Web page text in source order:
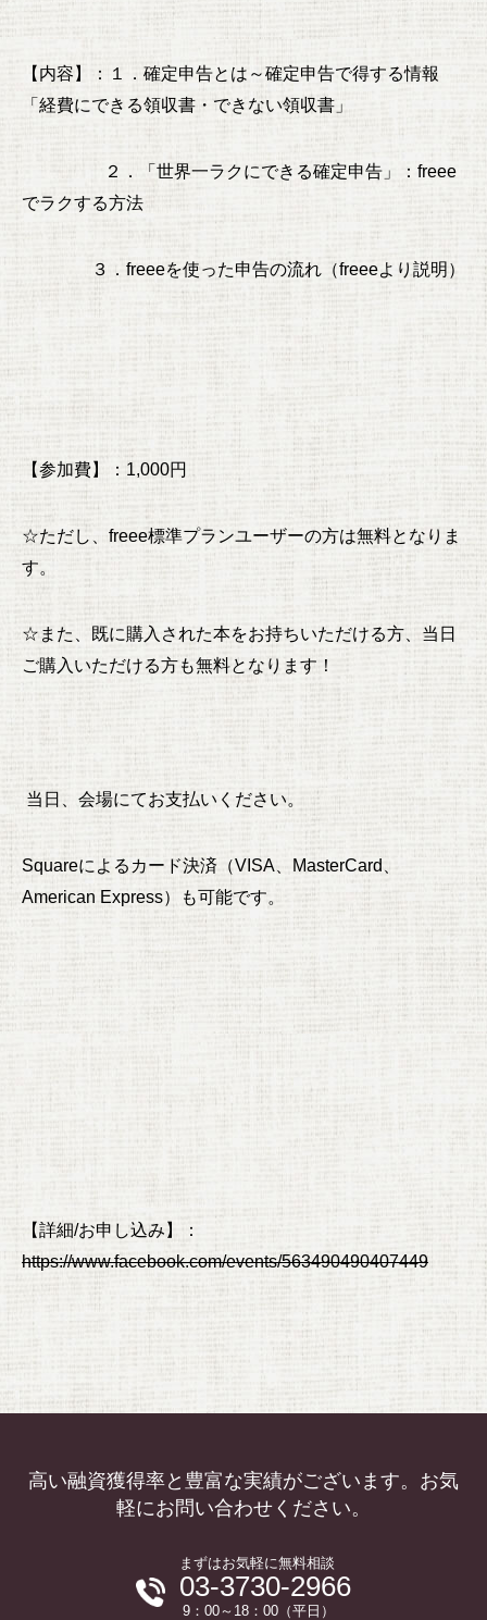
【内容】：１．確定申告とは～確定申告で得する情報
「経費にできる領収書・できない領収書」
２．「世界一ラクにできる確定申告」：freee
でラクする方法
３．freeeを使った申告の流れ（freeeより説明）
【参加費】：1,000円
☆ただし、freee標準プランユーザーの方は無料となりま
す。
☆また、既に購入された本をお持ちいただける方、当日
ご購入いただける方も無料となります！
当日、会場にてお支払いください。
Squareによるカード決済（VISA、MasterCard、
American Express）も可能です。
【詳細/お申し込み】：
https://www.facebook.com/events/563490490407449
高い融資獲得率と豊富な実績がございます。お気
軽にお問い合わせください。
まずはお気軽に無料相談
03-3730-2966
9：00～18：00（平日）